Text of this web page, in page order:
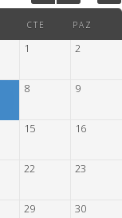
CTE PAZ
1 2
8 9
15 16
22 23
29 30